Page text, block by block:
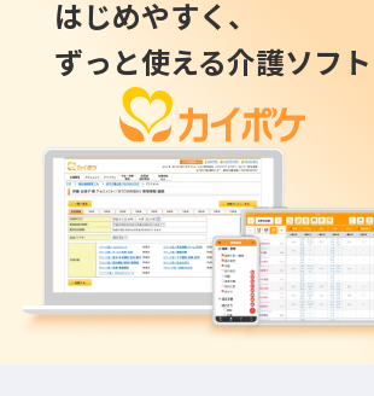
はじめやすく、
ずっと使える介護ソフト